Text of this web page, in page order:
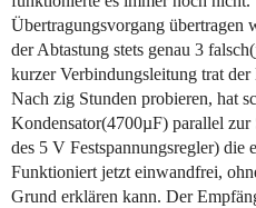
Übertragungsvorgang übertragen
der Abtastung stets genau 3
kurzer Verbindungsleitung trat
Nach zig Stunden probieren, hat
Kondensator(4700µF) parallel zur
des 5 V Festspannungsregler) die
Funktioniert jetzt einwandfrei,
Grund erklären kann. Der